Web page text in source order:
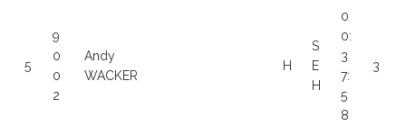
5
9
0
0
2
Andy
WACKER
H
S
E
H
0
0:
3
7:
5
8
3